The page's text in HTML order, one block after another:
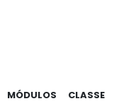
MÓDULOS CLASSE